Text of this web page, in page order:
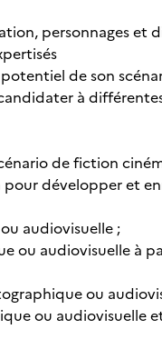
personnages et
de son
à
de fiction
développer et
audiovisuelle ;
ou audiovisuelle à
ou
ou audiovisuelle